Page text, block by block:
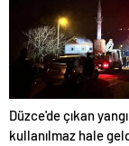
Düzce'de çıkan
kullanılmaz hale